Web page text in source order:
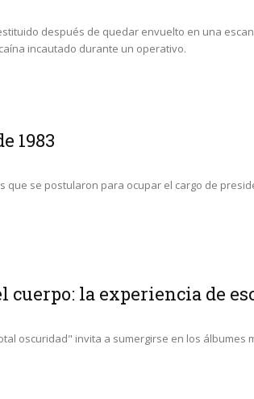
después de quedar envuelto en una
incautado durante un operativo.
1983
que se postularon para ocupar el cargo de
cuerpo: la experiencia de
oscuridad" invita a sumergirse en los álbumes